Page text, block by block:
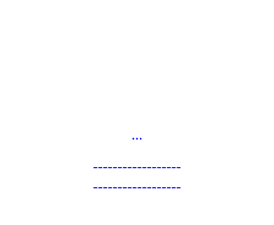
...
------------------
------------------